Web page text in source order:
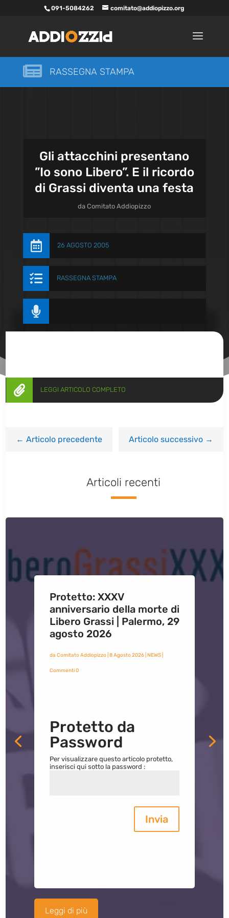
091-5084262 comitato@addiopizzo.org
 RASSEGNA STAMPA
Gli attacchini presentano
”Io sono Libero”. E il ricordo
di Grassi diventa una festa
daComitato Addiopizzo
 26 AGOSTO 2005
 RASSEGNA STAMPA

 LEGGI ARTICOLO COMPLETO
←Articolo precedente Articolo successivo→
Articoli recenti
Protetto: XXXV
anniversario della morte di
Libero Grassi | Palermo, 29
agosto 2026
da Comitato Addiopizzo| 8 Agosto 2026| NEWS|
Commenti 0
Protetto da
Password
Per visualizzare questo articolo protetto,
inserisci qui sotto la password :
Invia
Leggi di più